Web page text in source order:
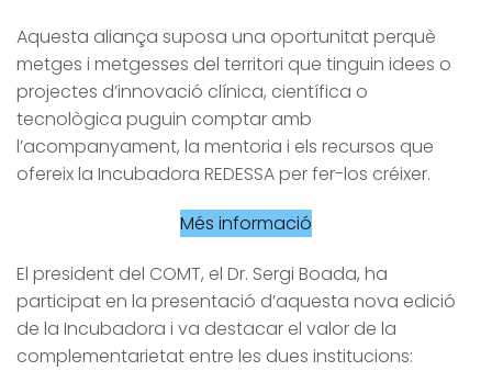
Aquesta aliança suposa una oportunitat perquè
metges i metgesses del territori que tinguin idees o
projectes d’innovació clínica, científica o
tecnològica puguin comptar amb
l’acompanyament, la mentoria i els recursos que
ofereix la Incubadora REDESSA per fer-los créixer.
Més informació
El president del COMT, el Dr. Sergi Boada, ha
participat en la presentació d’aquesta nova edició
de la Incubadora i va destacar el valor de la
complementarietat entre les dues institucions: